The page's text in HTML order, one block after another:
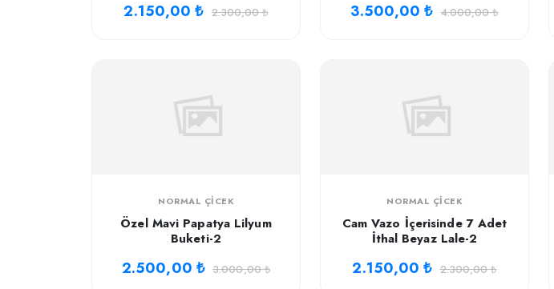
2.150,00 ₺ 2.300,00 ₺ 3.500,00 ₺ 4.000,00 ₺
NORMAL ÇICEK
Özel Mavi Papatya Lilyum
Buketi-2
2.500,00 ₺ 3.000,00 ₺
NORMAL ÇICEK
Cam Vazo İçerisinde 7 Adet
İthal Beyaz Lale-2
2.150,00 ₺ 2.300,00 ₺